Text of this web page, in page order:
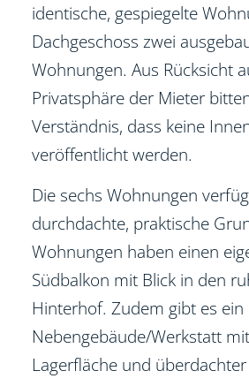
identische, gespiegelte
Dachgeschoss zwei
Wohnungen. Aus Rücksicht
Privatsphäre der Mieter
Verständnis, dass keine
veröffentlicht werden.
Die sechs Wohnungen
durchdachte, praktische
Wohnungen haben einen
Südbalkon mit Blick in den
Hinterhof. Zudem gibt es ein
Nebengebäude/Werkstatt
Lagerfläche und